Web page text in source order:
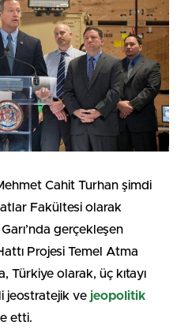
Cahit Turhan şimdi
Fakültesi olarak
gerçekleşen
Projesi Temel Atma
Türkiye olarak, üç kıtayı
jeostratejik ve jeopolitik
etti.